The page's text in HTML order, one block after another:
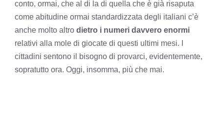
conto, ormai, che al di la di quella che è già risaputa
come abitudine ormai standardizzata degli italiani c’è
anche molto altro dietro i numeri davvero enormi
relativi alla mole di giocate di questi ultimi mesi. I
cittadini sentono il bisogno di provarci, evidentemente,
sopratutto ora. Oggi, insomma, più che mai.